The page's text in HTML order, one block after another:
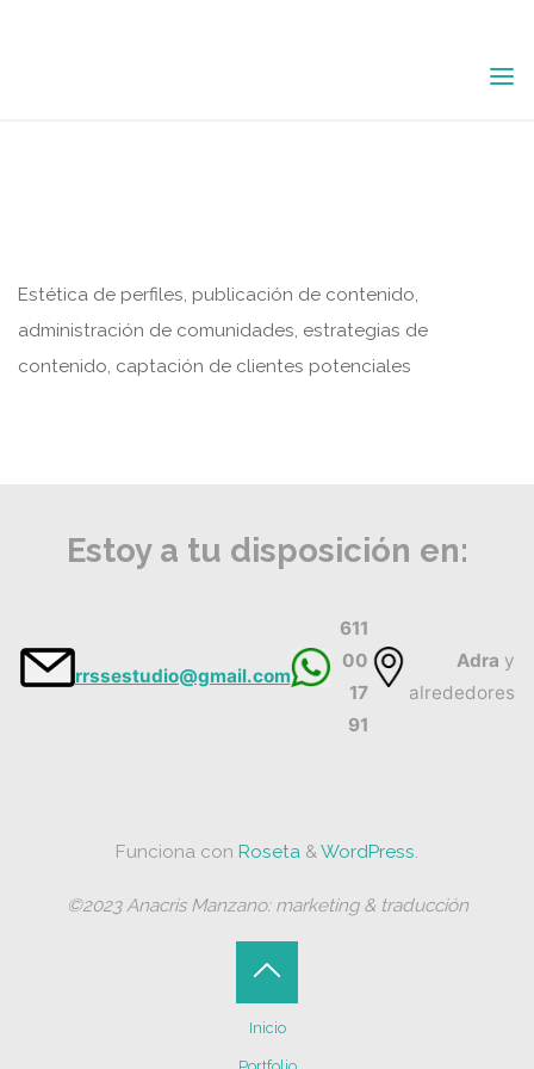
Estética de perfiles, publicación de contenido,
administración de comunidades, estrategias de
contenido, captación de clientes potenciales
Estoy a tu disposición en:
rrssestudio@gmail.com
611
00
17
91
Adra y
alrededores
Funciona con Roseta &WordPress.
©2023 Anacris Manzano: marketing & traducción
Inicio
Volver